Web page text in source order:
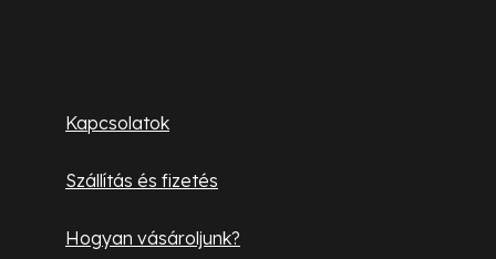
Kapcsolatok
Szállítás és fizetés
Hogyan vásároljunk?